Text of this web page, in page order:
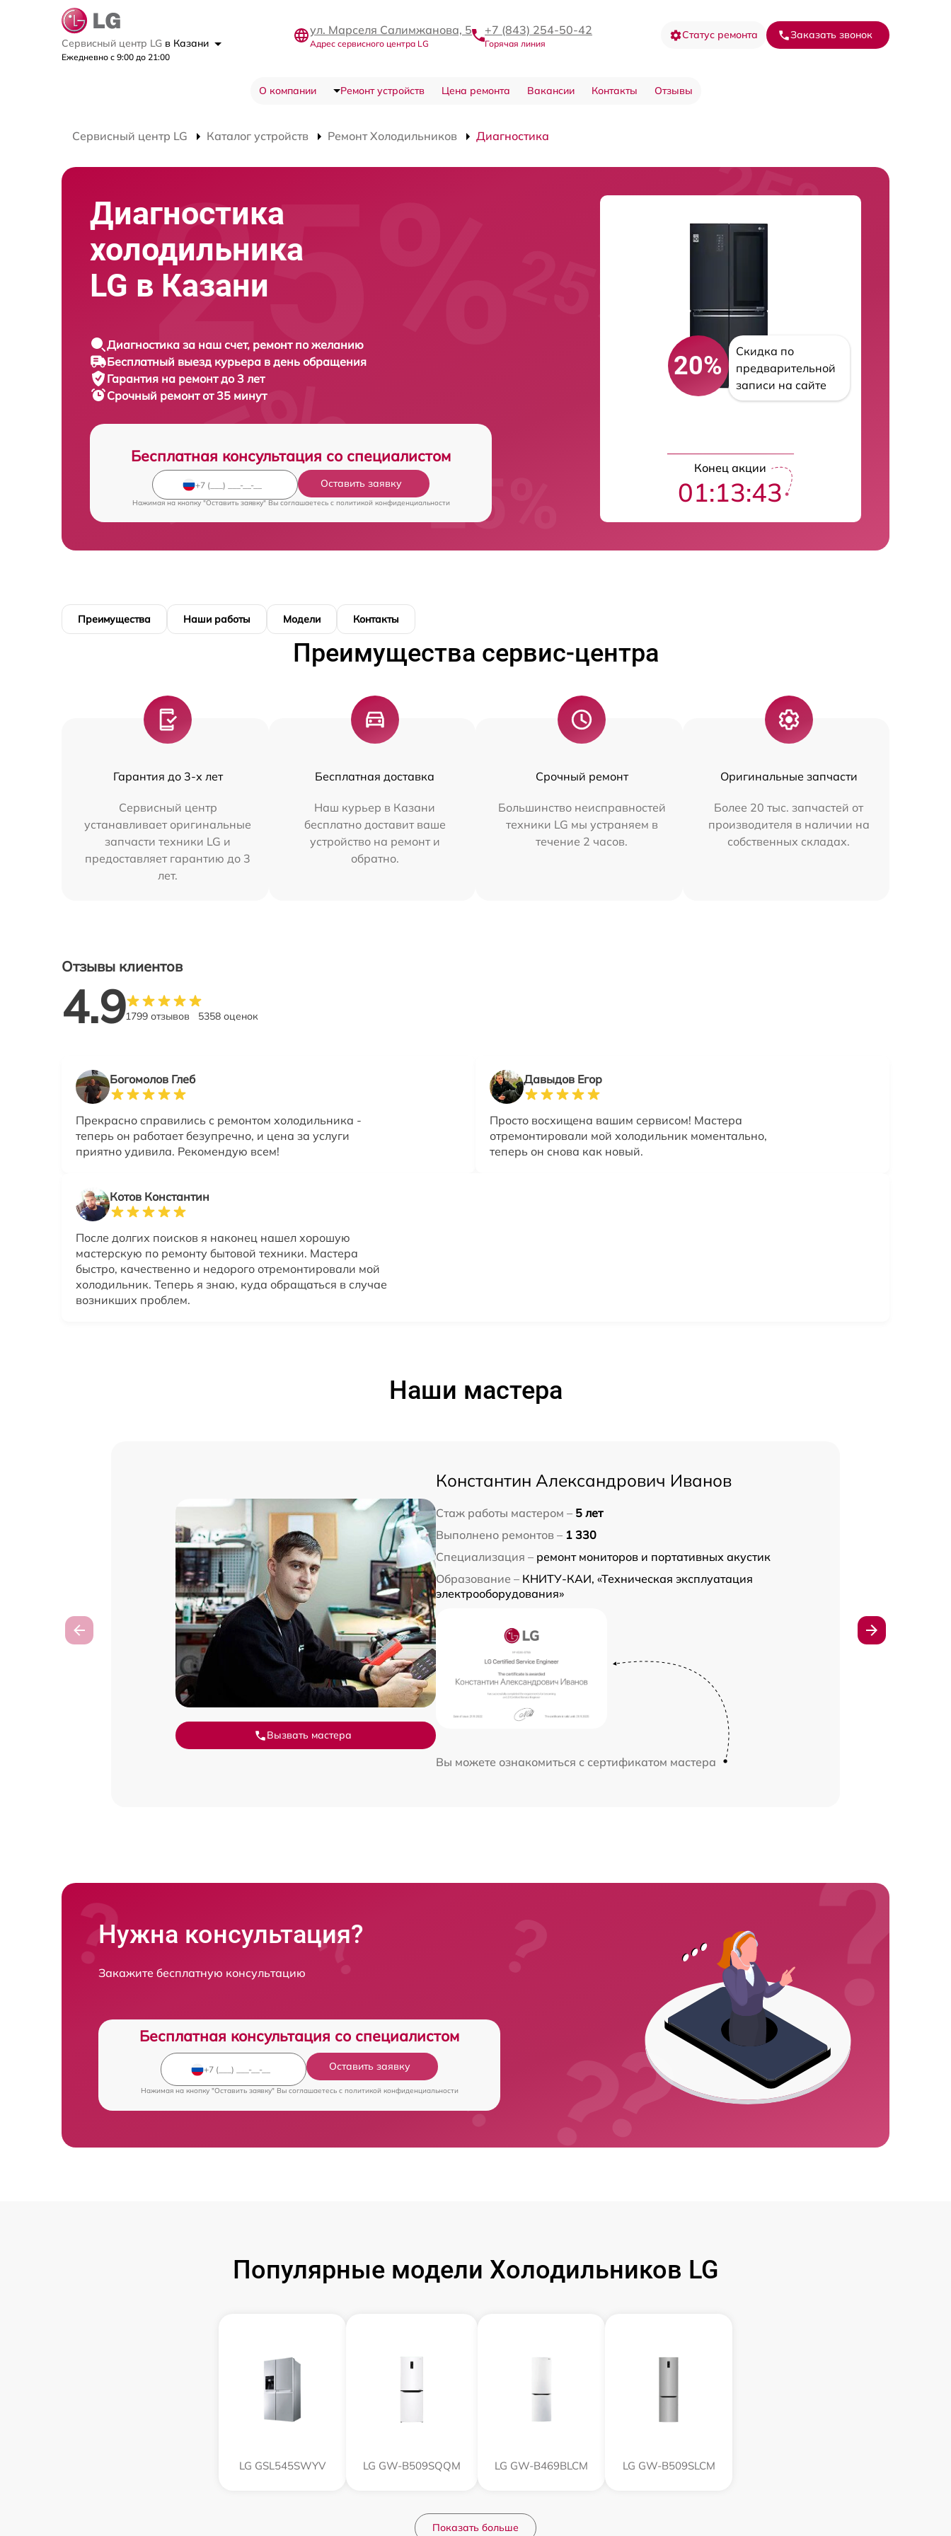
Сервисный центр LG в Казани
Ежедневно с 9:00 до 21:00
ул. Марселя Салимжанова, 5
Адрес сервисного центра LG
+7 (843) 254-50-42
Горячая линия
Статус ремонта Заказать звонок
О компании Ремонт устройств Цена ремонта Вакансии Контакты Отзывы
Сервисный центр LG Каталог устройств Ремонт Холодильников Диагностика
Диагностика
холодильника
LG в Казани
Диагностика за наш счет, ремонт по желанию
Бесплатный выезд курьера в день обращения
Гарантия на ремонт до 3 лет
Срочный ремонт от 35 минут
Бесплатная консультация со специалистом
Оставить заявку
Нажимая на кнопку "Оставить заявку" Вы соглашаетесь c политикой конфиденциальности
20%
Скидка по
предварительной
записи на сайте
Конец акции
01:13:43
Преимущества Наши работы Модели Контакты
Преимущества сервис-центра
Гарантия до 3-х лет
Сервисный центр
устанавливает оригинальные
запчасти техники LG и
предоставляет гарантию до 3
лет.
Бесплатная доставка
Наш курьер в Казани
бесплатно доставит ваше
устройство на ремонт и
обратно.
Срочный ремонт
Большинство неисправностей
техники LG мы устраняем в
течение 2 часов.
Оригинальные запчасти
Более 20 тыс. запчастей от
производителя в наличии на
собственных складах.
Отзывы клиентов
4.91799 отзывов 5358 оценок
Богомолов Глеб
Прекрасно справились с ремонтом холодильника -
теперь он работает безупречно, и цена за услуги
приятно удивила. Рекомендую всем!
Давыдов Егор
Просто восхищена вашим сервисом! Мастера
отремонтировали мой холодильник моментально,
теперь он снова как новый.
Котов Константин
После долгих поисков я наконец нашел хорошую
мастерскую по ремонту бытовой техники. Мастера
быстро, качественно и недорого отремонтировали мой
холодильник. Теперь я знаю, куда обращаться в случае
возникших проблем.
Наши мастера
Вызвать мастера
Константин Александрович Иванов
Стаж работы мастером – 5 лет
Выполнено ремонтов – 1 330
Специализация – ремонт мониторов и портативных акустик
Образование – КНИТУ-КАИ, «Техническая эксплуатация
электрооборудования»
Вы можете ознакомиться с сертификатом мастера
Нужна консультация?
Закажите бесплатную консультацию
Бесплатная консультация со специалистом
Оставить заявку
Нажимая на кнопку "Оставить заявку" Вы соглашаетесь c политикой конфиденциальности
Популярные модели Холодильников LG
LG GSL545SWYV LG GW-B509SQQM LG GW-B469BLCM LG GW-B509SLCM
Показать больше